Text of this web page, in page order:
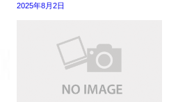
2025年8月2日